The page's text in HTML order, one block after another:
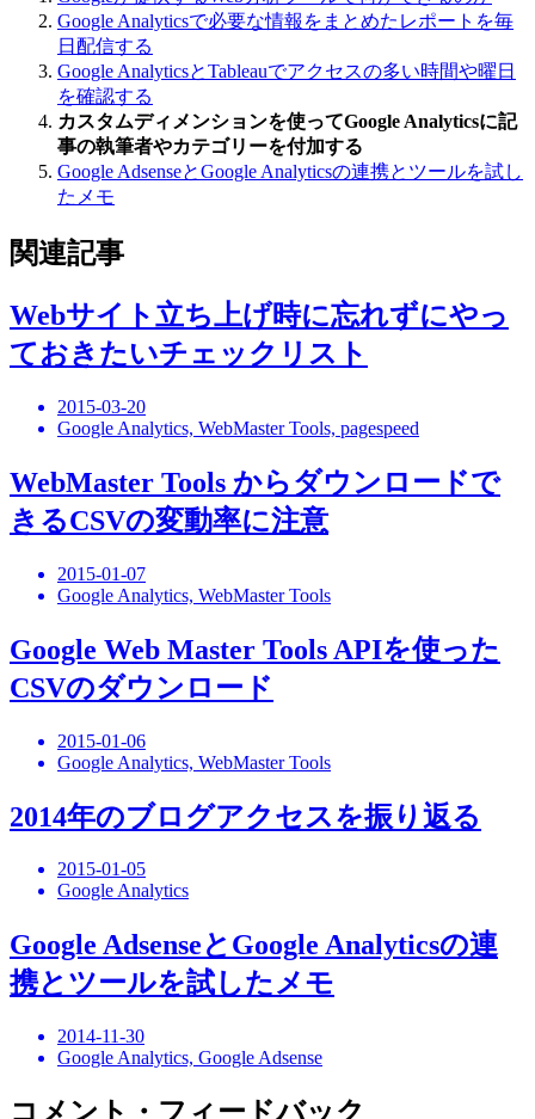
Google Analyticsで必要な情報をまとめたレポートを毎
日配信する
Google AnalyticsとTableauでアクセスの多い時間や曜日
を確認する
カスタムディメンションを使ってGoogle Analyticsに記
事の執筆者やカテゴリーを付加する
Google AdsenseとGoogle Analyticsの連携とツールを試し
たメモ
関連記事
Webサイト立ち上げ時に忘れずにやっ
ておきたいチェックリスト
2015-03-20
Google Analytics, WebMaster Tools, pagespeed
WebMaster Tools からダウンロードで
きるCSVの変動率に注意
2015-01-07
Google Analytics, WebMaster Tools
Google Web Master Tools APIを使った
CSVのダウンロード
2015-01-06
Google Analytics, WebMaster Tools
2014年のブログアクセスを振り返る
2015-01-05
Google Analytics
Google AdsenseとGoogle Analyticsの連
携とツールを試したメモ
2014-11-30
Google Analytics, Google Adsense
コメント・フィードバック